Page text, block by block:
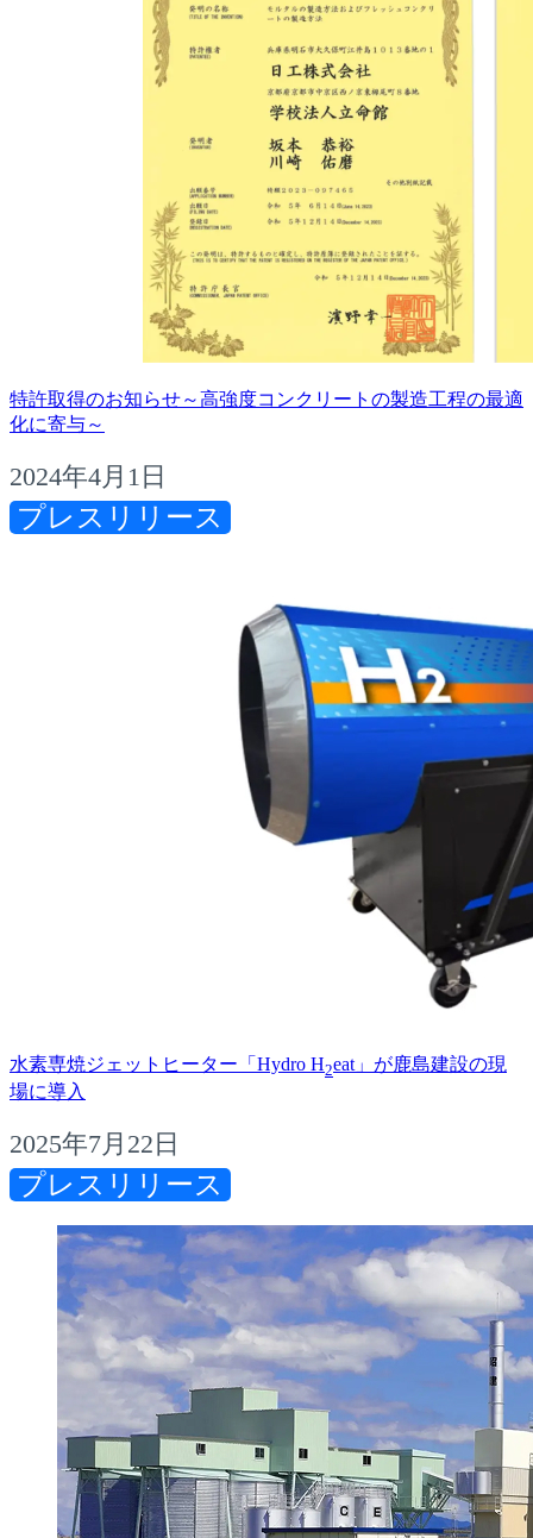
特許取得のお知らせ～高強度コンクリートの製造工程の最適
化に寄与～
2024年4月1日
プレスリリース
水素専焼ジェットヒーター「Hydro H2eat」が鹿島建設の現
場に導入
2025年7月22日
プレスリリース